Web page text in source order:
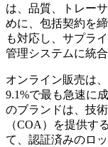
は、品質、トレー
めに、包括契約を
も対応し、サプラ
管理システムに統
オンライン販売は
9.1%で最も急速に
のブランドは、技
（COA）を提供す
て、認証済みのロ